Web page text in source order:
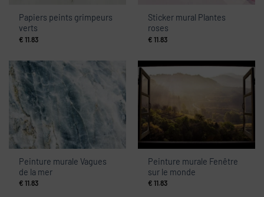
Papiers peints grimpeurs
verts
€ 11.83
Sticker mural Plantes
roses
€ 11.83
Peinture murale Vagues
de la mer
€ 11.83
Peinture murale Fenêtre
sur le monde
€ 11.83